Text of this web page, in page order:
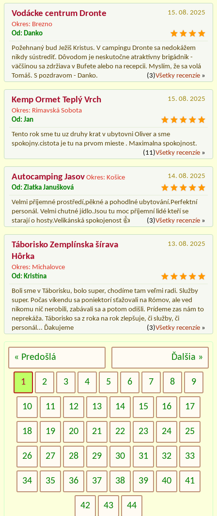
Vodácke centrum Dronte
Okres: Brezno
15. 08. 2025
Od: Danko
Požehnaný bud Ježiš Kristus. V campingu Dronte sa nedokážem
nikdy sústrediť. Dôvodom je neskutočne atraktívny brigádnik -
väčšinou sa zdržiava v Bufete alebo na recepcii. Myslím, že sa volá
Tomáš. S pozdravom - Danko.
(3)Všetky recenzíe »
Kemp Ormet Teplý Vrch
Okres: Rimavská Sobota
15. 08. 2025
Od: Jan
Tento rok sme tu uz druhy krat v ubytovni Oliver a sme
spokojny.cistota je tu na prvom mieste . Maximalna spokojnost.
(11)Všetky recenzíe »
Autocamping Jasov Okres: Košice
14. 08. 2025
Od: Zlatka Janušková
Velmi příjemné prostředí,pěkné a pohodlné ubytování.Perfektní
personál. Velmi chutné jídlo.Jsou tu moc příjemní lidé kteří se
starají o hosty.Velikánská spokojenost 👍
(3)Všetky recenzíe »
Táborisko Zemplínska šírava
Hôrka
Okres: Michalovce
13. 08. 2025
Od: Kristína
Boli sme v Táborisku, bolo super, chodíme tam veľmi radi. Služby
super. Počas víkendu sa poniektorí sťažovali na Rómov, ale ved
nikomu nič nerobili, zabávali sa a potom odišli. Prídeme zas nám to
neprekáža. Táborisko sa z roka na rok zlepšuje, či služby, či
personál... Ďakujeme
(3)Všetky recenzíe »
« Predošlá Ďalšia »
1 2 3 4 5 6 7 8 9
10 11 12 13 14 15 16 17
18 19 20 21 22 23 24 25
26 27 28 29 30 31 32 33
34 35 36 37 38 39 40 41
42 43 44